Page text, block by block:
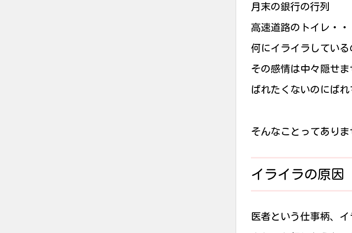
月末の銀行の行列
高速道路のトイレ・・
何にイライラしてい
その感情は中々隠せ
ばれたくないのにばれ
そんなことってありま
イライラの原因
医者という仕事柄、